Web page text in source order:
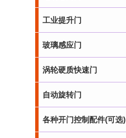
工业提升门
玻璃感应门
涡轮硬质快速门
自动旋转门
各种开门控制配件(可选)